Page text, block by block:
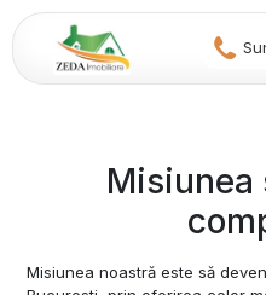
Misiunea
Misiunea noastră este să